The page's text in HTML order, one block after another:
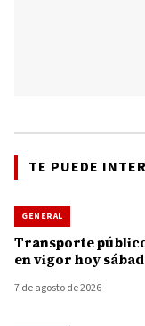
TE PUEDE
GENERAL
Transporte
en vigor hoy
7 de agosto de 2026